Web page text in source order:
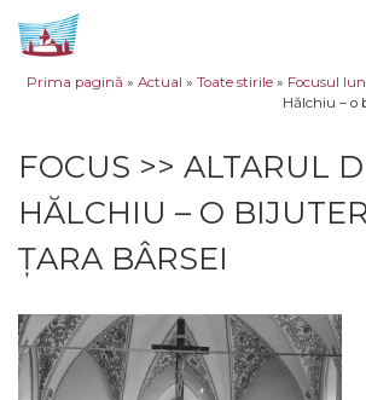
Sari la conținut
Prima pagină » Actual » Toate stirile » Focusul
Hălchiu – o
FOCUS >> ALTARUL
HĂLCHIU – O
ȚARA BÂRSEI